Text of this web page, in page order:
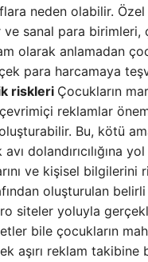
neden olabilir.
sanal para birimleri,
olarak anlamadan
para harcamaya
riskleri Çocukların
reklamlar
Bu, kötü
dolandırıcılığına
ve kişisel bilgilerini
oluşturulan
siteler yoluyla
bile çocukların
aşırı reklam takibine